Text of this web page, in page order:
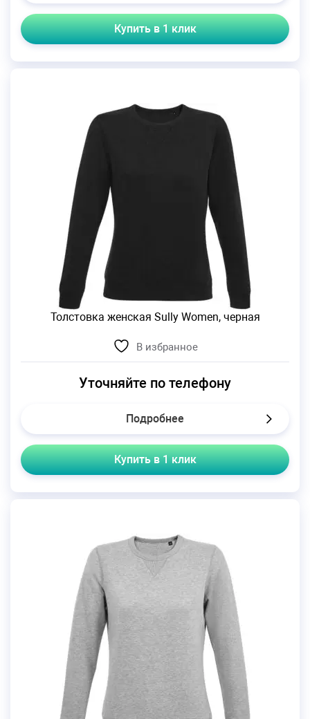
Купить в 1 клик
Толстовка женская Sully Women, черная
В избранное
Уточняйте по телефону
Подробнее
Купить в 1 клик